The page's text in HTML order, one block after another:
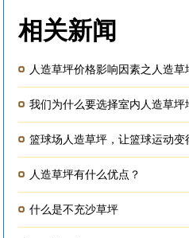
相关新闻
人造草坪价格影响因素之人造草
我们为什么要选择室内人造草坪
篮球场人造草坪，让篮球运动变
人造草坪有什么优点？
什么是不充沙草坪